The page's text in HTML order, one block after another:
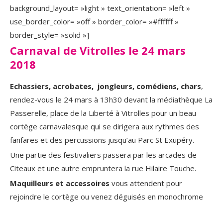
background_layout= »light » text_orientation= »left »
use_border_color= »off » border_color= »#ffffff »
border_style= »solid »]
Carnaval de Vitrolles le 24 mars
2018
Echassiers, acrobates, jongleurs, comédiens, chars,
rendez-vous le 24 mars à 13h30 devant la médiathèque La
Passerelle, place de la Liberté à Vitrolles pour un beau
cortège carnavalesque qui se dirigera aux rythmes des
fanfares et des percussions jusqu’au Parc St Exupéry.
Une partie des festivaliers passera par les arcades de
Citeaux et une autre empruntera la rue Hilaire Touche.
Maquilleurs et accessoires vous attendent pour
rejoindre le cortège ou venez déguisés en monochrome